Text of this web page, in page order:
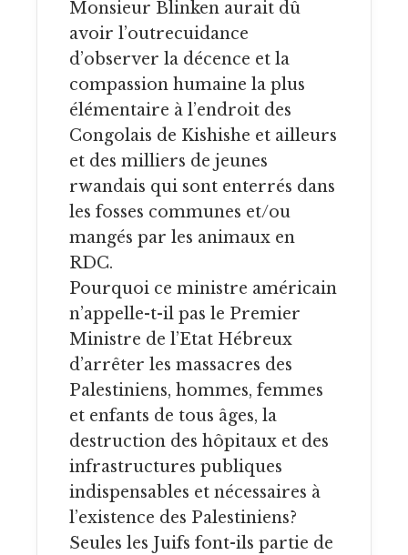
Monsieur Blinken aurait dû
avoir l’outrecuidance
d’observer la décence et la
compassion humaine la plus
élémentaire à l’endroit des
Congolais de Kishishe et ailleurs
et des milliers de jeunes
rwandais qui sont enterrés dans
les fosses communes et/ou
mangés par les animaux en
RDC.
Pourquoi ce ministre américain
n’appelle-t-il pas le Premier
Ministre de l’Etat Hébreux
d’arrêter les massacres des
Palestiniens, hommes, femmes
et enfants de tous âges, la
destruction des hôpitaux et des
infrastructures publiques
indispensables et nécessaires à
l’existence des Palestiniens?
Seules les Juifs font-ils partie de